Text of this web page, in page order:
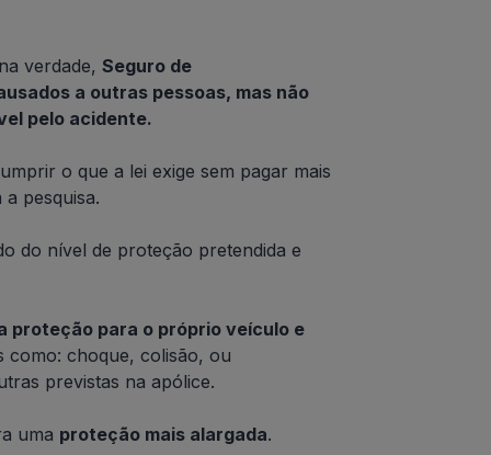
verdade, Seguro de
a outras pessoas, mas não
pelo acidente.
o que a lei exige sem pagar mais
pesquisa.
do nível de proteção pretendida e
proteção para o próprio veículo e
como: choque, colisão, ou
previstas na apólice.
uma proteção mais alargada.